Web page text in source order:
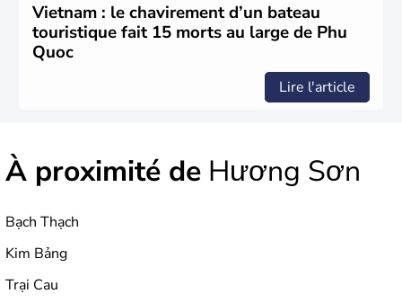
Vietnam : le chavirement d’un bateau
touristique fait 15 morts au large de Phu
Quoc
Lire l'article
À proximité de Hương Sơn
Bạch Thạch
Kim Bảng
Trại Cau